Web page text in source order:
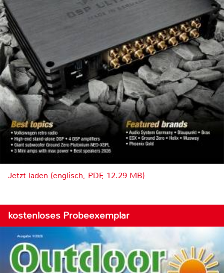
Jetzt laden (englisch, PDF, 12.29 MB)
kostenloses Probeexemplar